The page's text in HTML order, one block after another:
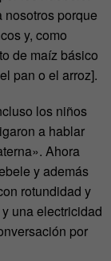
nosotros porque
y, como
de maíz básico
pan o el arroz].
los niños
a hablar
Ahora
y además
rotundidad y
una electricidad
por